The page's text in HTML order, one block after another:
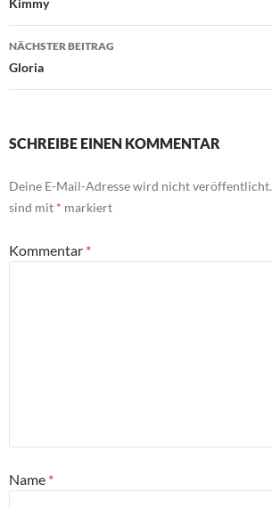
NÄCHSTER BEITRAG
Gloria
SCHREIBE EINEN KOMMENTAR
Deine E-Mail-Adresse wird nicht veröffentlicht.
sind mit * markiert
Kommentar *
Name *